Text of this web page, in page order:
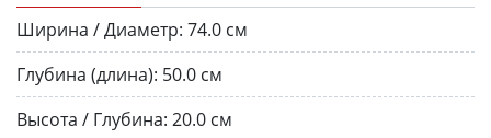
Ширина / Диаметр: 74.0 см
Глубина (длина): 50.0 см
Высота / Глубина: 20.0 см